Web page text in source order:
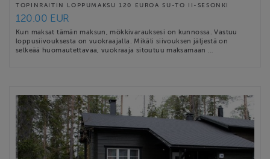
TOPINRAITIN LOPPUMAKSU 120 EUROA SU-TO II-SESONKI
120.00 EUR
Kun maksat tämän maksun, mökkivarauksesi on kunnossa. Vastuu
loppusiivouksesta on vuokraajalla. Mikäli siivouksen jäljestä on
selkeää huomautettavaa, vuokraaja sitoutuu maksamaan …